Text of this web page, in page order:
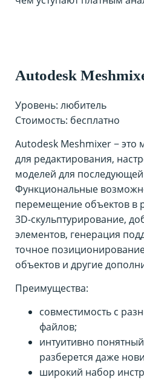
Autodesk
Уровень: любитель
Стоимость: бесплатно
Autodesk Meshmixer −
для редактирования,
моделей для
Функциональные
перемещение объектов в
3D-скульптурирование,
элементов, генерация
точное
объектов и другие
Преимущества:
совместимость с
файлов;
интуитивно
разберется даже
широкий набор